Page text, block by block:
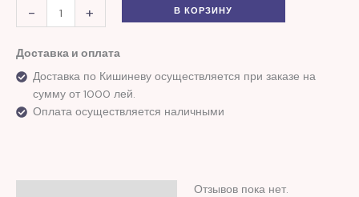
- + В КОРЗИНУ
Доставка и оплата
Доставка по Кишиневу осуществляется при заказе на
сумму от 1000 лей.
Оплата осуществляется наличными
Отзывов пока нет.